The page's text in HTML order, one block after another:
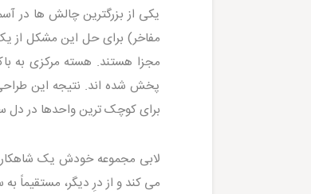
یکی از بزرگترین چالش ها در
پخش شده اند. نتیجه این
برای کوچک ترین واحدها در دل
لابی مجموعه خودش یک
می کند و از درِ دیگر، مستقیماً